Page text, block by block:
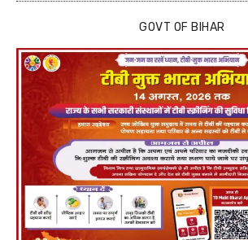
GOVT OF BIHAR